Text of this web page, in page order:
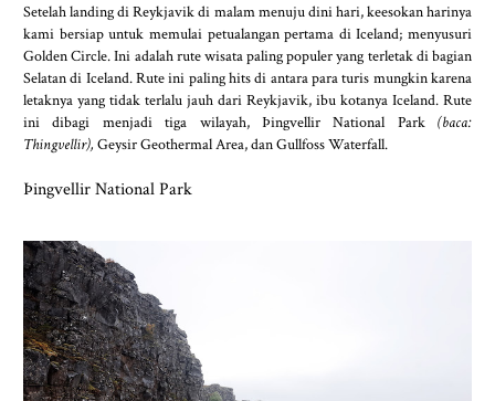
Setelah landing di Reykjavik di malam menuju dini hari, keesokan harinya
kami bersiap untuk memulai petualangan pertama di Iceland; menyusuri
Golden Circle. Ini adalah rute wisata paling populer yang terletak di bagian
Selatan di Iceland. Rute ini paling hits di antara para turis mungkin karena
letaknya yang tidak terlalu jauh dari Reykjavik, ibu kotanya Iceland. Rute
ini dibagi menjadi tiga wilayah, Þingvellir National Park (baca:
Thingvellir), Geysir Geothermal Area, dan Gullfoss Waterfall.
Þingvellir National Park